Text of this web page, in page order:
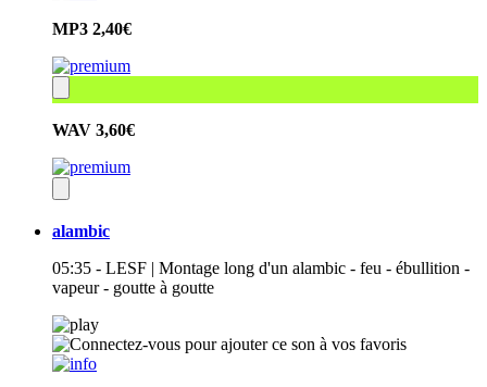
MP3 2,40€
WAV 3,60€
alambic
05:35 - LESF | Montage long d'un alambic - feu - ébullition -
vapeur - goutte à goutte